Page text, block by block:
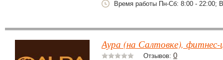
Время работы Пн-Сб: 8:00 - 22:00;
Аура (на Салтовке),
Отзывов: 0